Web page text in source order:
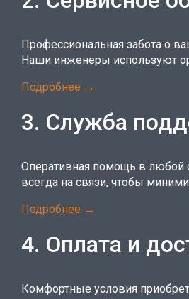
Профессиональная забота о
Наши инженеры используют
Подробнее →
3. Служба
Оперативная помощь в любой
всегда на связи, чтобы
Подробнее →
4. Оплата и
Комфортные условия